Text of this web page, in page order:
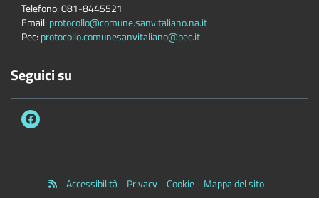
Telefono:081-8445521
Email: protocollo@comune.sanvitaliano.na.it
Pec: protocollo.comunesanvitaliano@pec.it
Seguici su
Accessibilità Privacy Cookie
Mappa del sito